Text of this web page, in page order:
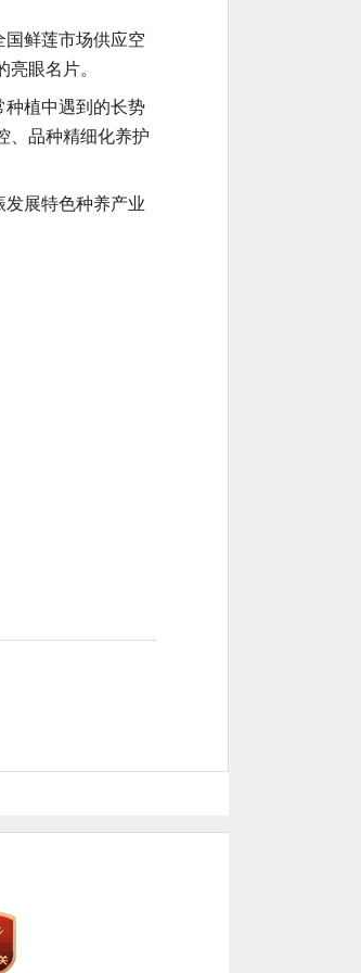
鲜莲市场供应空
眼名片。
种植中遇到的长势
、品种精细化养护
展特色种养产业